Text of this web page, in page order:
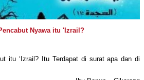
Nyawa itu 'Izrail?
itu ‘Izrail? Itu Terdapat di surat apa dan di